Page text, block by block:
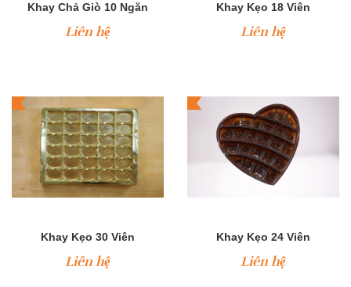
Khay Chả Giò 10 Ngăn
Liên hệ
Khay Kẹo 18 Viên
Liên hệ
Khay Kẹo 30 Viên
Liên hệ
Khay Kẹo 24 Viên
Liên hệ